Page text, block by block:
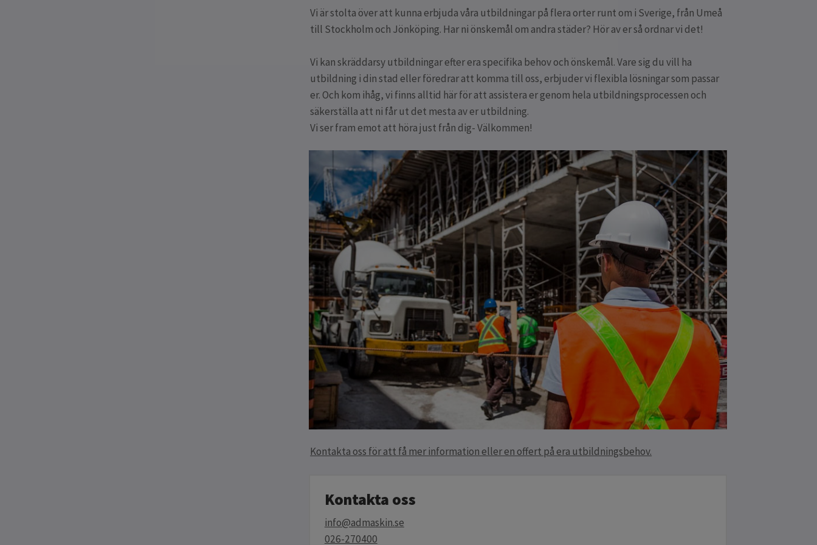
Vi är stolta över att kunna erbjuda våra utbildningar på flera orter runt om i Sverige, från Umeå
till Stockholm och Jönköping. Har ni önskemål om andra städer? Hör av er så ordnar vi det!
Vi kan skräddarsy utbildningar efter era specifika behov och önskemål. Vare sig du vill ha
utbildning i din stad eller föredrar att komma till oss, erbjuder vi flexibla lösningar som passar
er. Och kom ihåg, vi finns alltid här för att assistera er genom hela utbildningsprocessen och
säkerställa att ni får ut det mesta av er utbildning.
Vi ser fram emot att höra just från dig- Välkommen!
Kontakta oss för att få mer information eller en offert på era utbildningsbehov.
Kontakta oss
info@admaskin.se
026-270400